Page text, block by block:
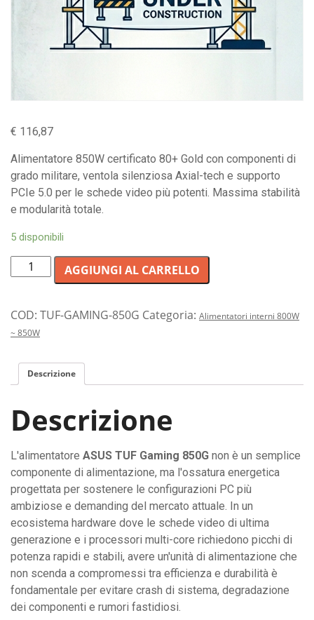
€ 116,87
Alimentatore 850W certificato 80+ Gold con componenti di
grado militare, ventola silenziosa Axial-tech e supporto
PCIe 5.0 per le schede video più potenti. Massima stabilità
e modularità totale.
5 disponibili
Alimentatore
PC
TUF
Gaming
Energia
stabili,
e
silenziosa
per
gioco
professionali.
quantità
AGGIUNGI AL CARRELLO
COD: TUF-GAMING-850G Categoria: Alimentatori interni 800W
~ 850W
Descrizione
Descrizione
L'alimentatore ASUS TUF Gaming 850G non è un semplice
componente di alimentazione, ma l'ossatura energetica
progettata per sostenere le configurazioni PC più
ambiziose e demanding del mercato attuale. In un
ecosistema hardware dove le schede video di ultima
generazione e i processori multi-core richiedono picchi di
potenza rapidi e stabili, avere un'unità di alimentazione che
non scenda a compromessi tra efficienza e durabilità è
fondamentale per evitare crash di sistema, degradazione
dei componenti e rumori fastidiosi.